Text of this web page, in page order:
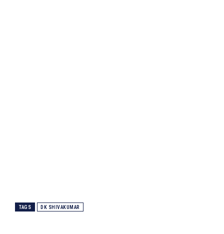
TAGS DK SHIVAKUMAR